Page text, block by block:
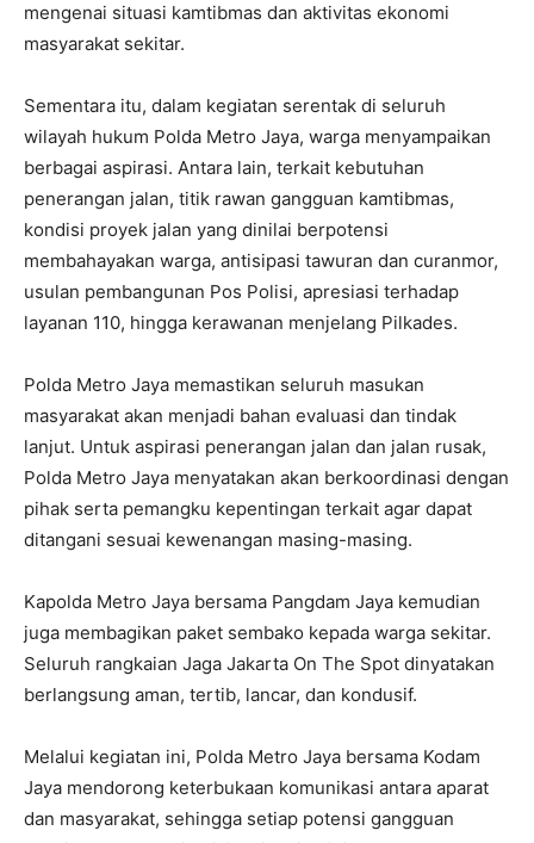
mengenai situasi kamtibmas dan aktivitas ekonomi
masyarakat sekitar.
Sementara itu, dalam kegiatan serentak di seluruh
wilayah hukum Polda Metro Jaya, warga menyampaikan
berbagai aspirasi. Antara lain, terkait kebutuhan
penerangan jalan, titik rawan gangguan kamtibmas,
kondisi proyek jalan yang dinilai berpotensi
membahayakan warga, antisipasi tawuran dan curanmor,
usulan pembangunan Pos Polisi, apresiasi terhadap
layanan 110, hingga kerawanan menjelang Pilkades.
Polda Metro Jaya memastikan seluruh masukan
masyarakat akan menjadi bahan evaluasi dan tindak
lanjut. Untuk aspirasi penerangan jalan dan jalan rusak,
Polda Metro Jaya menyatakan akan berkoordinasi dengan
pihak serta pemangku kepentingan terkait agar dapat
ditangani sesuai kewenangan masing-masing.
Kapolda Metro Jaya bersama Pangdam Jaya kemudian
juga membagikan paket sembako kepada warga sekitar.
Seluruh rangkaian Jaga Jakarta On The Spot dinyatakan
berlangsung aman, tertib, lancar, dan kondusif.
Melalui kegiatan ini, Polda Metro Jaya bersama Kodam
Jaya mendorong keterbukaan komunikasi antara aparat
dan masyarakat, sehingga setiap potensi gangguan